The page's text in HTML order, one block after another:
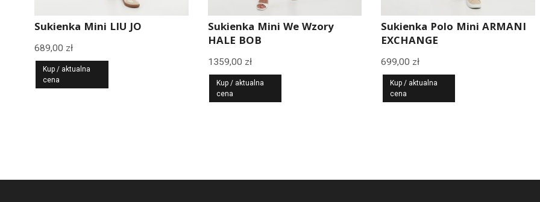
Sukienka Mini LIU JO
689,00 zł
Kup / aktualna
cena
Sukienka Mini We Wzory
HALE BOB
1359,00 zł
Kup / aktualna
cena
Sukienka Polo Mini ARMANI
EXCHANGE
699,00 zł
Kup / aktualna
cena